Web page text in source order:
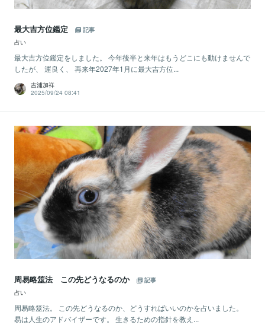
最大吉方位鑑定
記事
占い
最大吉方位鑑定をしました。 今年後半と来年はもうどこにも動けませんで
したが、 運良く、 再来年2027年1月に最大吉方位...
吉浦加祥
2025/09/24 08:41
周易略筮法 この先どうなるのか
記事
占い
周易略筮法。 この先どうなるのか、どうすればいいのかを占いました。
易は人生のアドバイザーです。 生きるための指針を教え...